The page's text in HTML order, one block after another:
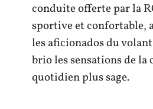
conduite offerte par la
sportive et confortable,
les aficionados du
brio les sensations de la
quotidien plus sage.